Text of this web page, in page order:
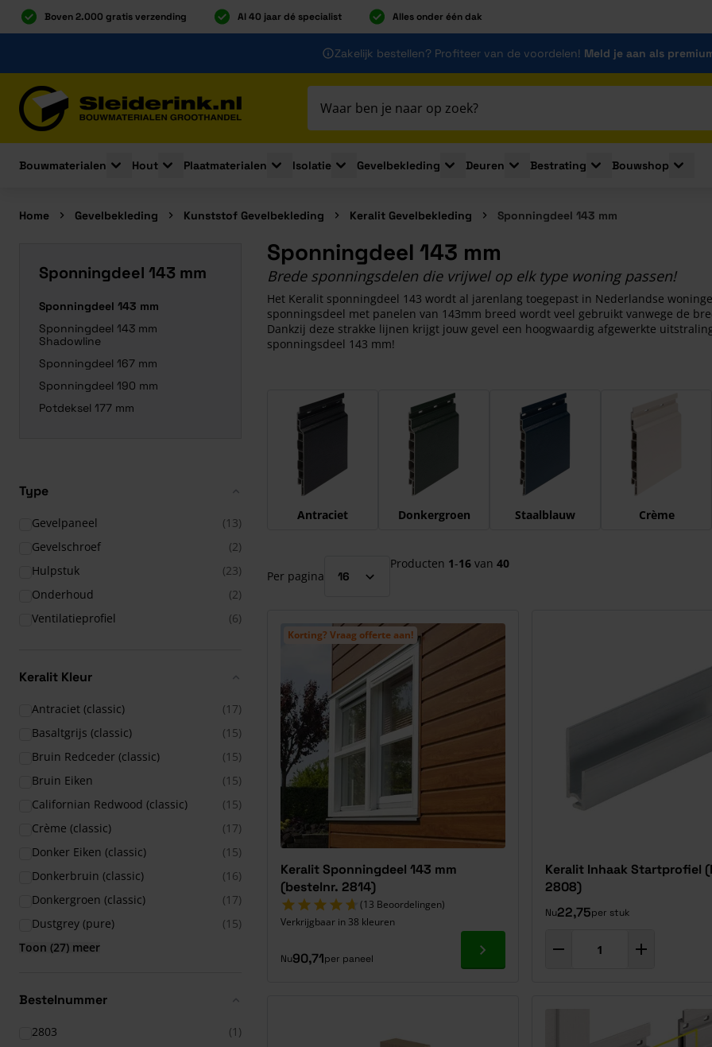
Boven 2.000 gratis verzending Al 40 jaar dé specialist Alles onder één dak
Zakelijk bestellen? Profiteer van de voordelen! Meld je aan als
Bouwmaterialen
Toggle submenu for Bouwmaterialen
Hout
Toggle submenu for Hout
Plaatmaterialen
Toggle submenu for Plaatmaterialen
Isolatie
Toggle submenu for Isolatie
Gevelbekleding
Toggle submenu for Gevelbekleding
Deuren
Toggle submenu for Deuren
Bestrating
Toggle submenu for
Bouwshop
Home Gevelbekleding Kunststof Gevelbekleding Keralit Gevelbekleding Sponningdeel 143 mm
Sponningdeel 143 mm
Sponningdeel 143 mm
Sponningdeel 143 mm
Shadowline
Sponningdeel 167 mm
Sponningdeel 190 mm
Potdeksel 177 mm
Type
Gevelpaneel
(13)
Gevelschroef
(2)
Hulpstuk
(23)
Onderhoud
(2)
Ventilatieprofiel
(6)
Keralit Kleur
Antraciet (classic)
(17)
Basaltgrijs (classic)
(15)
Bruin Redceder (classic)
(15)
Bruin Eiken
(15)
Californian Redwood (classic)
(15)
Crème (classic)
(17)
Donker Eiken (classic)
(15)
Donkerbruin (classic)
(16)
Donkergroen (classic)
(17)
Dustgrey (pure)
(15)
Toon (27) meer
Bestelnummer
2803
(1)
Sponningdeel 143 mm
Brede sponningsdelen die vrijwel op elk type woning passen!
Het Keralit sponningdeel 143 wordt al jarenlang toegepast in Nederlandse
sponningsdeel met panelen van 143mm breed wordt veel gebruikt vanwege de
Dankzij deze strakke lijnen krijgt jouw gevel een hoogwaardig afgewerkte
sponningsdeel 143 mm!
Druk om carrousel over te slaan
Antraciet Donkergroen Staalblauw Crème
Per pagina
Producten 1-16 van 40
Korting? Vraag offerte aan!
Keralit Sponningdeel 143 mm
(bestelnr. 2814)
(13 Beoordelingen)
Verkrijgbaar in 38 kleuren
Nu90,71per paneel Ga naar product
Keralit Inhaak Startprofiel
2808)
Nu22,75per stuk